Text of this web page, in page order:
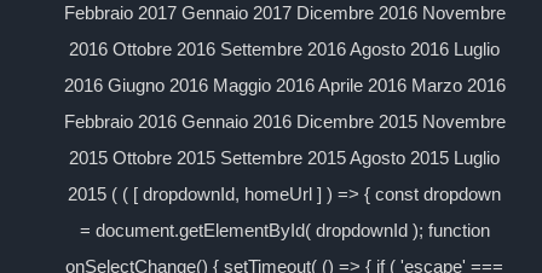
Febbraio 2017 Gennaio 2017 Dicembre 2016 Novembre
2016 Ottobre 2016 Settembre 2016 Agosto 2016 Luglio
2016 Giugno 2016 Maggio 2016 Aprile 2016 Marzo 2016
Febbraio 2016 Gennaio 2016 Dicembre 2015 Novembre
2015 Ottobre 2015 Settembre 2015 Agosto 2015 Luglio
2015 ( ( [ dropdownId, homeUrl ] ) => { const dropdown
= document.getElementById( dropdownId ); function
onSelectChange() { setTimeout( () => { if ( 'escape' ===